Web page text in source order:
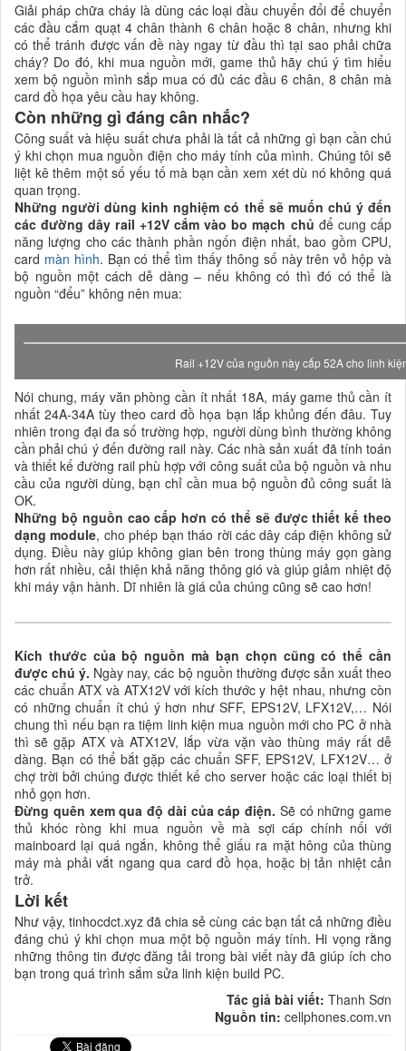
Giải pháp chữa cháy là dùng các loại đầu chuyển đổi để chuyển
các đầu cắm quạt 4 chân thành 6 chân hoặc 8 chân, nhưng khi
có thể tránh được vấn đề này ngay từ đầu thì tại sao phải chữa
cháy? Do đó, khi mua nguồn mới, game thủ hãy chú ý tìm hiểu
xem bộ nguồn mình sắp mua có đủ các đầu 6 chân, 8 chân mà
card đồ họa yêu cầu hay không.
Còn những gì đáng cân nhắc?
Công suất và hiệu suất chưa phải là tất cả những gì bạn cần chú
ý khi chọn mua nguồn điện cho máy tính của mình. Chúng tôi sẽ
liệt kê thêm một số yếu tố mà bạn cần xem xét dù nó không quá
quan trọng.
Những người dùng kinh nghiệm có thể sẽ muốn chú ý đến
các đường dây rail +12V cắm vào bo mạch chủ để cung cấp
năng lượng cho các thành phần ngốn điện nhất, bao gồm CPU,
card màn hình. Bạn có thể tìm thấy thông số này trên vỏ hộp và
bộ nguồn một cách dễ dàng – nếu không có thì đó có thể là
nguồn “đểu” không nên mua:
Rail +12V của nguồn này cấp 52A cho linh
Nói chung, máy văn phòng cần ít nhất 18A, máy game thủ cần ít
nhất 24A-34A tùy theo card đồ họa bạn lắp khủng đến đâu. Tuy
nhiên trong đại đa số trường hợp, người dùng bình thường không
cần phải chú ý đến đường rail này. Các nhà sản xuất đã tính toán
và thiết kế đường rail phù hợp với công suất của bộ nguồn và nhu
cầu của người dùng, bạn chỉ cần mua bộ nguồn đủ công suất là
OK.
Những bộ nguồn cao cấp hơn có thể sẽ được thiết kế theo
dạng module, cho phép bạn tháo rời các dây cáp điện không sử
dụng. Điều này giúp không gian bên trong thùng máy gọn gàng
hơn rất nhiều, cải thiện khả năng thông gió và giúp giảm nhiệt độ
khi máy vận hành. Dĩ nhiên là giá của chúng cũng sẽ cao hơn!
Kích thước của bộ nguồn mà bạn chọn cũng có thể cần
được chú ý. Ngày nay, các bộ nguồn thường được sản xuất theo
các chuẩn ATX và ATX12V với kích thước y hệt nhau, nhưng còn
có những chuẩn ít chú ý hơn như SFF, EPS12V, LFX12V,… Nói
chung thì nếu bạn ra tiệm linh kiện mua nguồn mới cho PC ở nhà
thì sẽ gặp ATX và ATX12V, lắp vừa vặn vào thùng máy rất dễ
dàng. Bạn có thể bắt gặp các chuẩn SFF, EPS12V, LFX12V… ở
chợ trời bởi chúng được thiết kế cho server hoặc các loại thiết bị
nhỏ gọn hơn.
Đừng quên xem qua độ dài của cáp điện. Sẽ có những game
thủ khóc ròng khi mua nguồn về mà sợi cáp chính nối với
mainboard lại quá ngắn, không thể giấu ra mặt hông của thùng
máy mà phải vắt ngang qua card đồ họa, hoặc bị tản nhiệt cản
trở.
Lời kết
Như vậy, tinhocdct.xyz đã chia sẻ cùng các bạn tất cả những điều
đáng chú ý khi chọn mua một bộ nguồn máy tính. Hi vọng rằng
những thông tin được đăng tải trong bài viết này đã giúp ích cho
bạn trong quá trình sắm sửa linh kiện build PC.
Tác giả bài viết: Thanh Sơn
Nguồn tin: cellphones.com.vn